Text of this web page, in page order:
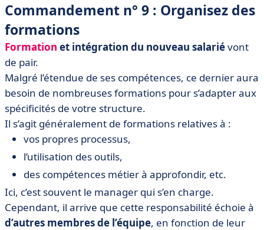
Commandement n° 9 : Organisez des
formations
Formation et intégration du nouveau salariévont
de pair.
Malgré l’étendue de ses compétences, ce dernier aura
besoin de nombreuses formations pour s’adapter aux
spécificités de votre structure.
Il s’agit généralement de formations relatives à :
vos propres processus,
l’utilisation des outils,
des compétences métier à approfondir, etc.
Ici, c’est souvent le manager qui s’en charge.
Cependant, il arrive que cette responsabilité échoie à
d’autres membres de l’équipe, en fonction de leur